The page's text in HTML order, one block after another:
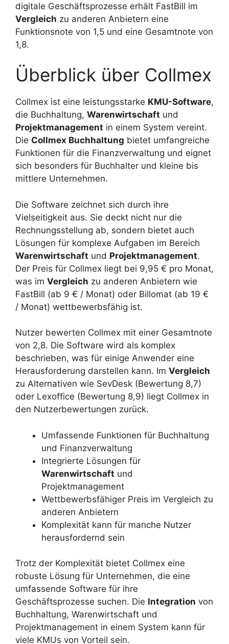
digitale Geschäftsprozesse erhält FastBill im
Vergleich zu anderen Anbietern eine
Funktionsnote von 1,5 und eine Gesamtnote von
1,8.
Überblick über Collmex
Collmex ist eine leistungsstarke KMU-Software,
die Buchhaltung, Warenwirtschaft und
Projektmanagement in einem System vereint.
Die Collmex Buchhaltung bietet umfangreiche
Funktionen für die Finanzverwaltung und eignet
sich besonders für Buchhalter und kleine bis
mittlere Unternehmen.
Die Software zeichnet sich durch ihre
Vielseitigkeit aus. Sie deckt nicht nur die
Rechnungsstellung ab, sondern bietet auch
Lösungen für komplexe Aufgaben im Bereich
Warenwirtschaft und Projektmanagement.
Der Preis für Collmex liegt bei 9,95 € pro Monat,
was im Vergleich zu anderen Anbietern wie
FastBill (ab 9 € / Monat) oder Billomat (ab 19 €
/ Monat) wettbewerbsfähig ist.
Nutzer bewerten Collmex mit einer Gesamtnote
von 2,8. Die Software wird als komplex
beschrieben, was für einige Anwender eine
Herausforderung darstellen kann. Im Vergleich
zu Alternativen wie SevDesk (Bewertung 8,7)
oder Lexoffice (Bewertung 8,9) liegt Collmex in
den Nutzerbewertungen zurück.
Umfassende Funktionen für Buchhaltung
und Finanzverwaltung
Integrierte Lösungen für
Warenwirtschaft und
Projektmanagement
Wettbewerbsfähiger Preis im Vergleich zu
anderen Anbietern
Komplexität kann für manche Nutzer
herausfordernd sein
Trotz der Komplexität bietet Collmex eine
robuste Lösung für Unternehmen, die eine
umfassende Software für ihre
Geschäftsprozesse suchen. Die Integration von
Buchhaltung, Warenwirtschaft und
Projektmanagement in einem System kann für
viele KMUs von Vorteil sein.